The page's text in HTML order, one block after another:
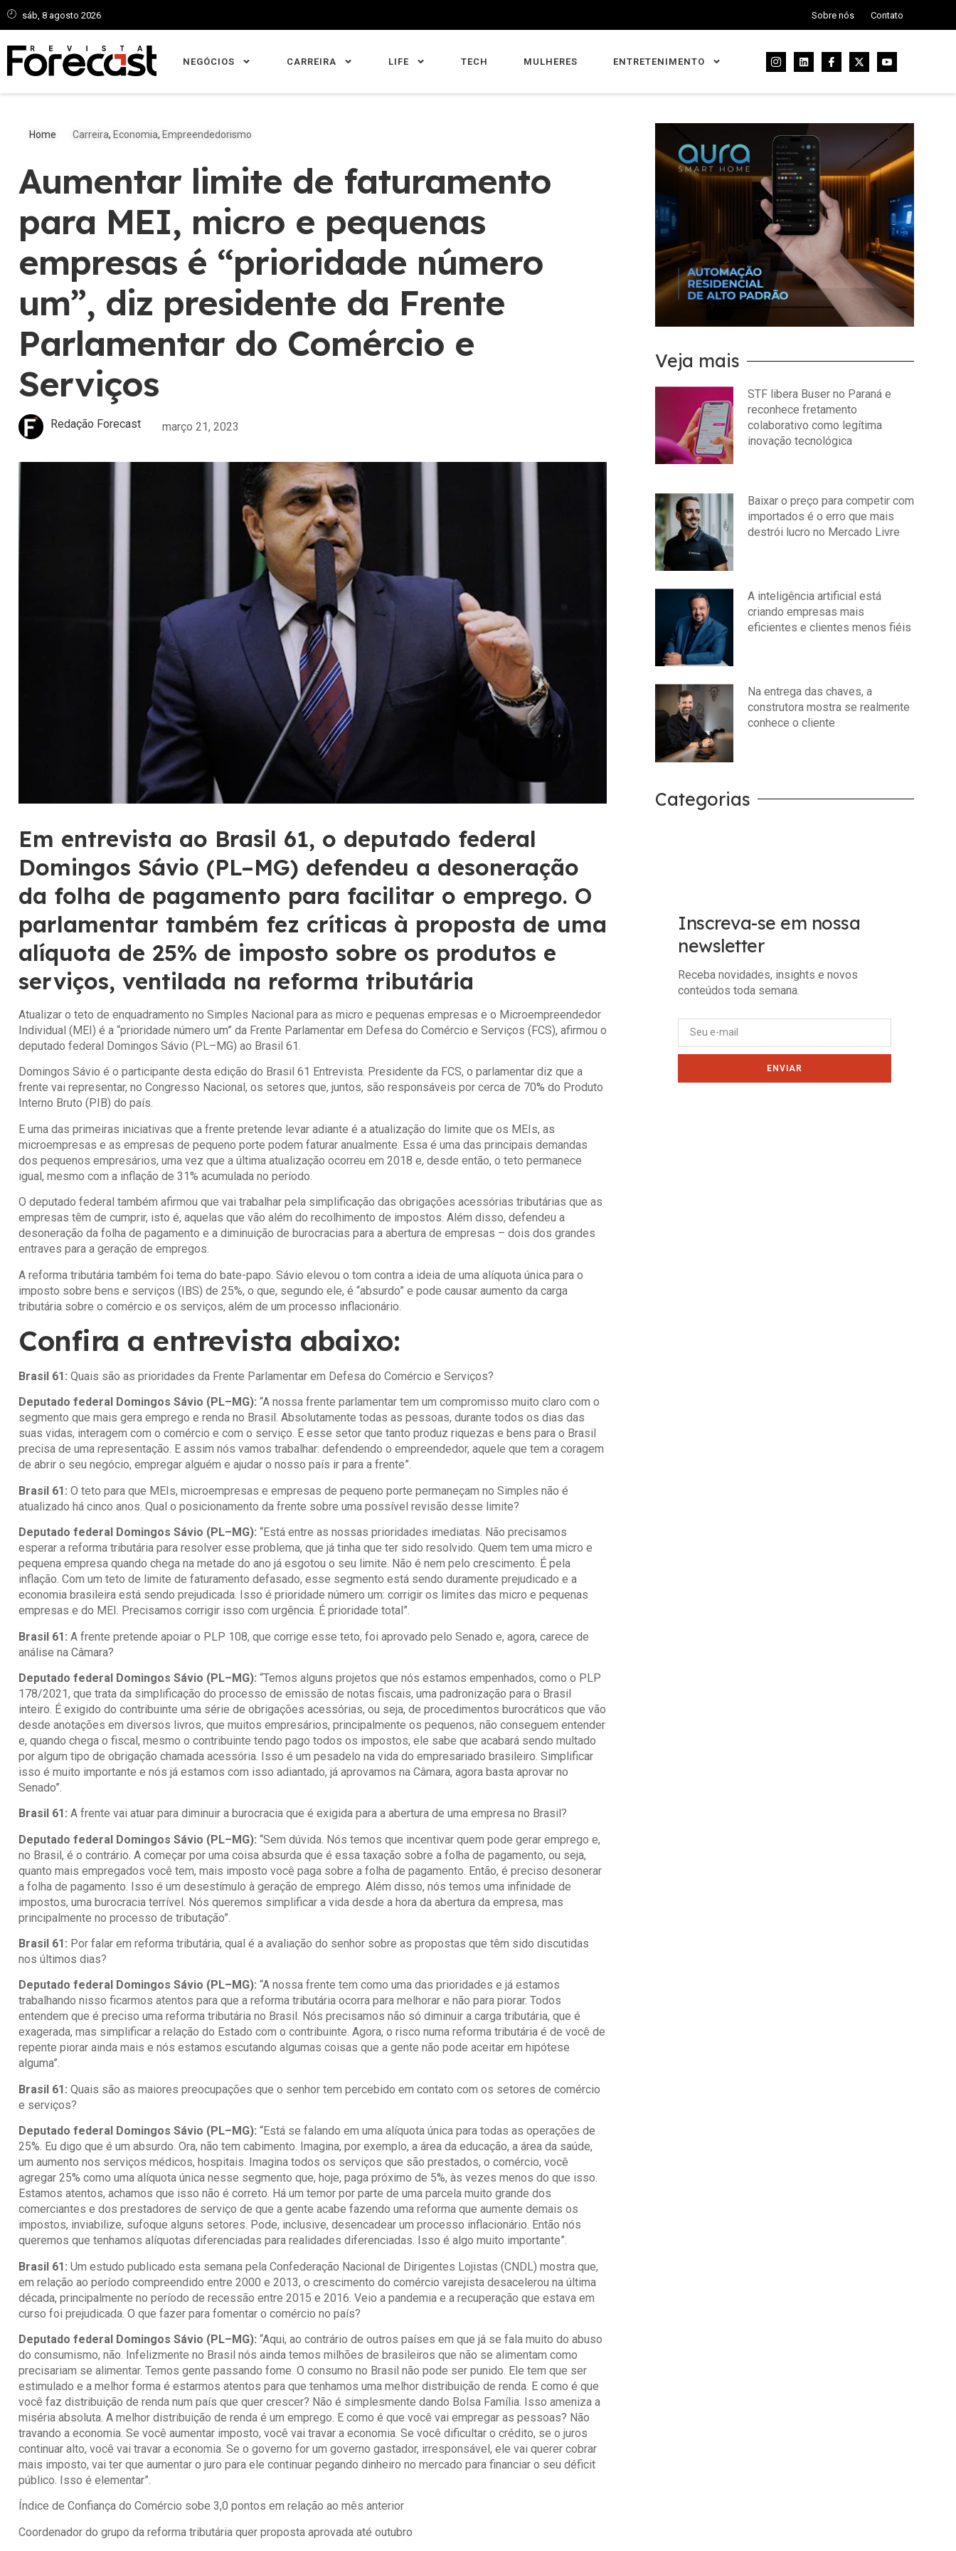
sáb, 8 agosto 2026 Sobre nós Contato
NEGÓCIOS CARREIRA LIFE TECH MULHERES ENTRETENIMENTO
Home Carreira, Economia, Empreendedorismo
Aumentar limite de faturamento
para MEI, micro e pequenas
empresas é “prioridade número
um”, diz presidente da Frente
Parlamentar do Comércio e
Serviços
Redação Forecast março 21, 2023
Em entrevista ao Brasil 61, o deputado federal
Domingos Sávio (PL–MG) defendeu a desoneração
da folha de pagamento para facilitar o emprego. O
parlamentar também fez críticas à proposta de uma
alíquota de 25% de imposto sobre os produtos e
serviços, ventilada na reforma tributária
Atualizar o teto de enquadramento no Simples Nacional para as micro e pequenas empresas e o Microempreendedor
Individual (MEI) é a “prioridade número um” da Frente Parlamentar em Defesa do Comércio e Serviços (FCS), afirmou o
deputado federal Domingos Sávio (PL–MG) ao Brasil 61.
Domingos Sávio é o participante desta edição do Brasil 61 Entrevista. Presidente da FCS, o parlamentar diz que a
frente vai representar, no Congresso Nacional, os setores que, juntos, são responsáveis por cerca de 70% do Produto
Interno Bruto (PIB) do país.
E uma das primeiras iniciativas que a frente pretende levar adiante é a atualização do limite que os MEIs, as
microempresas e as empresas de pequeno porte podem faturar anualmente. Essa é uma das principais demandas
dos pequenos empresários, uma vez que a última atualização ocorreu em 2018 e, desde então, o teto permanece
igual, mesmo com a inflação de 31% acumulada no período.
O deputado federal também afirmou que vai trabalhar pela simplificação das obrigações acessórias tributárias que as
empresas têm de cumprir, isto é, aquelas que vão além do recolhimento de impostos. Além disso, defendeu a
desoneração da folha de pagamento e a diminuição de burocracias para a abertura de empresas – dois dos grandes
entraves para a geração de empregos.
A reforma tributária também foi tema do bate-papo. Sávio elevou o tom contra a ideia de uma alíquota única para o
imposto sobre bens e serviços (IBS) de 25%, o que, segundo ele, é “absurdo” e pode causar aumento da carga
tributária sobre o comércio e os serviços, além de um processo inflacionário.
Confira a entrevista abaixo:
Brasil 61: Quais são as prioridades da Frente Parlamentar em Defesa do Comércio e Serviços?
Deputado federal Domingos Sávio (PL–MG): “A nossa frente parlamentar tem um compromisso muito claro com o
segmento que mais gera emprego e renda no Brasil. Absolutamente todas as pessoas, durante todos os dias das
suas vidas, interagem com o comércio e com o serviço. E esse setor que tanto produz riquezas e bens para o Brasil
precisa de uma representação. E assim nós vamos trabalhar: defendendo o empreendedor, aquele que tem a coragem
de abrir o seu negócio, empregar alguém e ajudar o nosso país ir para a frente”.
Brasil 61: O teto para que MEIs, microempresas e empresas de pequeno porte permaneçam no Simples não é
atualizado há cinco anos. Qual o posicionamento da frente sobre uma possível revisão desse limite?
Deputado federal Domingos Sávio (PL–MG): “Está entre as nossas prioridades imediatas. Não precisamos
esperar a reforma tributária para resolver esse problema, que já tinha que ter sido resolvido. Quem tem uma micro e
pequena empresa quando chega na metade do ano já esgotou o seu limite. Não é nem pelo crescimento. É pela
inflação. Com um teto de limite de faturamento defasado, esse segmento está sendo duramente prejudicado e a
economia brasileira está sendo prejudicada. Isso é prioridade número um: corrigir os limites das micro e pequenas
empresas e do MEI. Precisamos corrigir isso com urgência. É prioridade total”.
Brasil 61: A frente pretende apoiar o PLP 108, que corrige esse teto, foi aprovado pelo Senado e, agora, carece de
análise na Câmara?
Deputado federal Domingos Sávio (PL–MG): “Temos alguns projetos que nós estamos empenhados, como o PLP
178/2021, que trata da simplificação do processo de emissão de notas fiscais, uma padronização para o Brasil
inteiro. É exigido do contribuinte uma série de obrigações acessórias, ou seja, de procedimentos burocráticos que vão
desde anotações em diversos livros, que muitos empresários, principalmente os pequenos, não conseguem entender
e, quando chega o fiscal, mesmo o contribuinte tendo pago todos os impostos, ele sabe que acabará sendo multado
por algum tipo de obrigação chamada acessória. Isso é um pesadelo na vida do empresariado brasileiro. Simplificar
isso é muito importante e nós já estamos com isso adiantado, já aprovamos na Câmara, agora basta aprovar no
Senado”.
Brasil 61: A frente vai atuar para diminuir a burocracia que é exigida para a abertura de uma empresa no Brasil?
Deputado federal Domingos Sávio (PL–MG): “Sem dúvida. Nós temos que incentivar quem pode gerar emprego e,
no Brasil, é o contrário. A começar por uma coisa absurda que é essa taxação sobre a folha de pagamento, ou seja,
quanto mais empregados você tem, mais imposto você paga sobre a folha de pagamento. Então, é preciso desonerar
a folha de pagamento. Isso é um desestímulo à geração de emprego. Além disso, nós temos uma infinidade de
impostos, uma burocracia terrível. Nós queremos simplificar a vida desde a hora da abertura da empresa, mas
principalmente no processo de tributação”.
Brasil 61: Por falar em reforma tributária, qual é a avaliação do senhor sobre as propostas que têm sido discutidas
nos últimos dias?
Deputado federal Domingos Sávio (PL–MG): “A nossa frente tem como uma das prioridades e já estamos
trabalhando nisso ficarmos atentos para que a reforma tributária ocorra para melhorar e não para piorar. Todos
entendem que é preciso uma reforma tributária no Brasil. Nós precisamos não só diminuir a carga tributária, que é
exagerada, mas simplificar a relação do Estado com o contribuinte. Agora, o risco numa reforma tributária é de você de
repente piorar ainda mais e nós estamos escutando algumas coisas que a gente não pode aceitar em hipótese
alguma”.
Brasil 61: Quais são as maiores preocupações que o senhor tem percebido em contato com os setores de comércio
e serviços?
Deputado federal Domingos Sávio (PL–MG): “Está se falando em uma alíquota única para todas as operações de
25%. Eu digo que é um absurdo. Ora, não tem cabimento. Imagina, por exemplo, a área da educação, a área da saúde,
um aumento nos serviços médicos, hospitais. Imagina todos os serviços que são prestados, o comércio, você
agregar 25% como uma alíquota única nesse segmento que, hoje, paga próximo de 5%, às vezes menos do que isso.
Estamos atentos, achamos que isso não é correto. Há um temor por parte de uma parcela muito grande dos
comerciantes e dos prestadores de serviço de que a gente acabe fazendo uma reforma que aumente demais os
impostos, inviabilize, sufoque alguns setores. Pode, inclusive, desencadear um processo inflacionário. Então nós
queremos que tenhamos alíquotas diferenciadas para realidades diferenciadas. Isso é algo muito importante”.
Brasil 61: Um estudo publicado esta semana pela Confederação Nacional de Dirigentes Lojistas (CNDL) mostra que,
em relação ao período compreendido entre 2000 e 2013, o crescimento do comércio varejista desacelerou na última
década, principalmente no período de recessão entre 2015 e 2016. Veio a pandemia e a recuperação que estava em
curso foi prejudicada. O que fazer para fomentar o comércio no país?
Deputado federal Domingos Sávio (PL–MG): “Aqui, ao contrário de outros países em que já se fala muito do abuso
do consumismo, não. Infelizmente no Brasil nós ainda temos milhões de brasileiros que não se alimentam como
precisariam se alimentar. Temos gente passando fome. O consumo no Brasil não pode ser punido. Ele tem que ser
estimulado e a melhor forma é estarmos atentos para que tenhamos uma melhor distribuição de renda. E como é que
você faz distribuição de renda num país que quer crescer? Não é simplesmente dando Bolsa Família. Isso ameniza a
miséria absoluta. A melhor distribuição de renda é um emprego. E como é que você vai empregar as pessoas? Não
travando a economia. Se você aumentar imposto, você vai travar a economia. Se você dificultar o crédito, se o juros
continuar alto, você vai travar a economia. Se o governo for um governo gastador, irresponsável, ele vai querer cobrar
mais imposto, vai ter que aumentar o juro para ele continuar pegando dinheiro no mercado para financiar o seu déficit
público. Isso é elementar”.
Índice de Confiança do Comércio sobe 3,0 pontos em relação ao mês anterior
Coordenador do grupo da reforma tributária quer proposta aprovada até outubro
Veja mais
STF libera Buser no Paraná e
reconhece fretamento
colaborativo como legítima
inovação tecnológica
Baixar o preço para competir com
importados é o erro que mais
destrói lucro no Mercado Livre
A inteligência artificial está
criando empresas mais
eficientes e clientes menos fiéis
Na entrega das chaves, a
construtora mostra se realmente
conhece o cliente
Categorias
Inscreva-se em nossa
newsletter
Receba novidades, insights e novos
conteúdos toda semana.
ENVIAR